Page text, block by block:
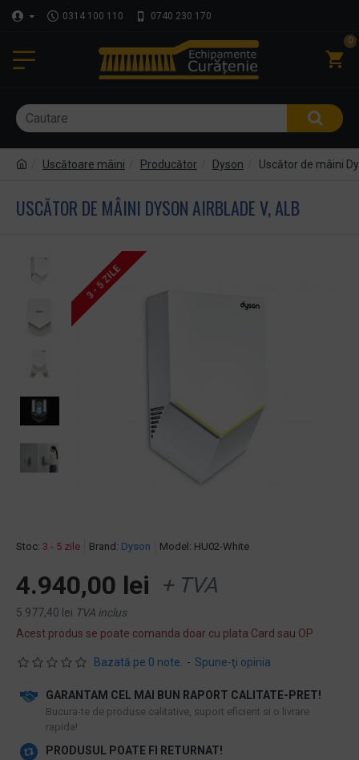
0314 100 110 0740 230 170
0
Uscătoare mâini Producător Dyson Uscător de mâini
USCĂTOR DE MÂINI DYSON AIRBLADE V, ALB
3 - 5 ZILE
Stoc: 3 - 5 zile Brand: Dyson Model: HU02-White
Bazată pe 0 note. - Spune-ţi opinia
4.940,00 lei + TVA
5.977,40 lei TVA inclus
Acest produs se poate comanda doar cu plata Card sau OP
GARANTAM CEL MAI BUN RAPORT CALITATE-PRET!
​Bucura-te de produse calitative, suport eficient si o livrare
rapida!
PRODUSUL POATE FI RETURNAT!